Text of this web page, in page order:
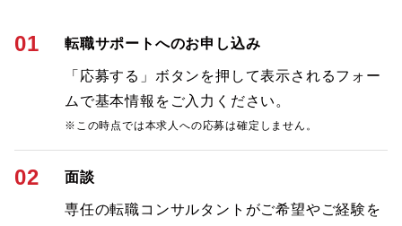
01 転職サポートへのお申し込み
「応募する」ボタンを押して表示されるフォー
ムで基本情報をご入力ください。
※この時点では本求人への応募は確定しません。
02 面談
専任の転職コンサルタントがご希望やご経験を